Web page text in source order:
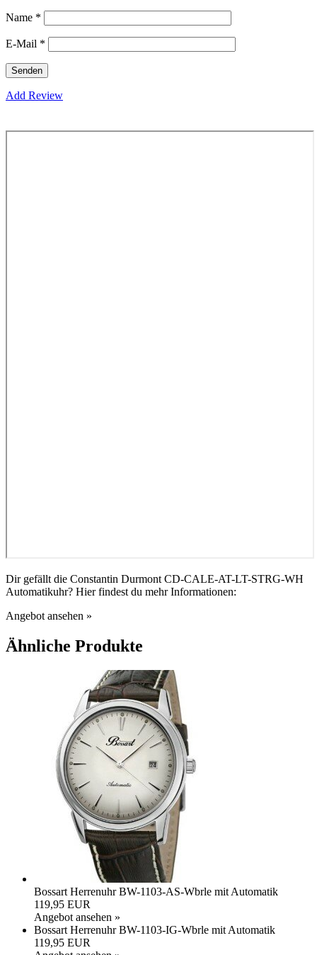
Name *
E-Mail *
Add Review
Dir gefällt die Constantin Durmont CD-CALE-AT-LT-STRG-WH
Automatikuhr? Hier findest du mehr Informationen:
Angebot ansehen »
Ähnliche Produkte
Bossart Herrenuhr BW-1103-AS-Wbrle mit Automatik
119,95 EUR
Angebot ansehen »
Bossart Herrenuhr BW-1103-IG-Wbrle mit Automatik
119,95 EUR